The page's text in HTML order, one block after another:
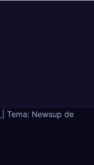
Tema: Newsup de